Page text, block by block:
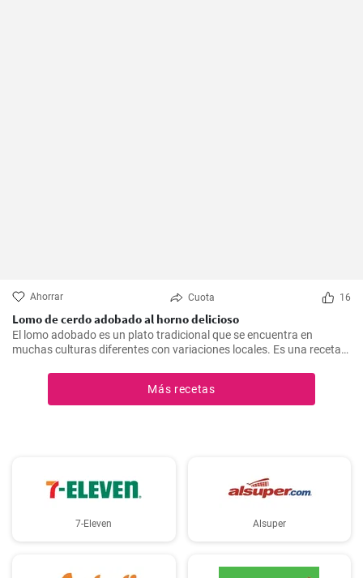
Ahorrar Cuota 16
Lomo de cerdo adobado al horno delicioso
El lomo adobado es un plato tradicional que se encuentra en
muchas culturas diferentes con variaciones locales. Es una receta
cerdo marinado (adobado) en una mezcla de especias, vinagre y ajo
antes de ser asado hasta quedar tierno y sabroso. Es excelente
para una cena en familia o una comida especial.
Más recetas
7-Eleven Alsuper